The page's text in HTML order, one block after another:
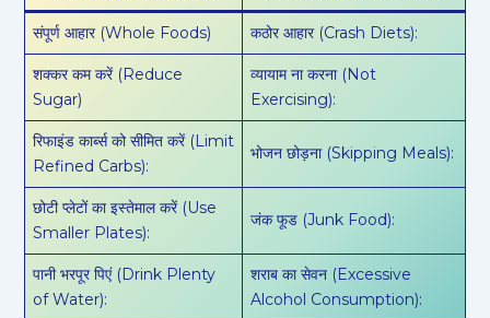
संपूर्ण आहार (Whole Foods) कठोर आहार (Crash Diets):
शक्कर कम करें (Reduce
Sugar)
व्यायाम ना करना (Not
Exercising):
रिफाइंड कार्ब्स को सीमित करें (Limit
Refined Carbs):
भोजन छोड़ना (Skipping Meals):
छोटी प्लेटों का इस्तेमाल करें (Use
Smaller Plates):
जंक फूड (Junk Food):
पानी भरपूर पिएं (Drink Plenty
of Water):
शराब का सेवन (Excessive
Alcohol Consumption):